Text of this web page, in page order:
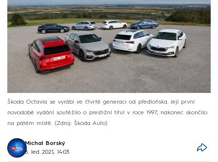
Škoda Octavia se vyrábí ve čtvrté generaci od předloňska. Její první
novodobé vydání soutěžilo o prestižní titul v roce 1997, nakonec skončilo
na pátém místě.
Zdroj: Škoda Auto
Michal Borský
8. led 2021, 14:03